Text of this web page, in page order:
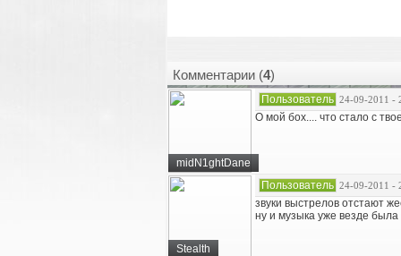
Комментарии (4)
midN1ghtDane
Пользователь 24-09-2011 -
О мой бох.... что стало с
Stealth
Пользователь 24-09-2011 -
звуки выстрелов отстают
ну и музыка уже везде была